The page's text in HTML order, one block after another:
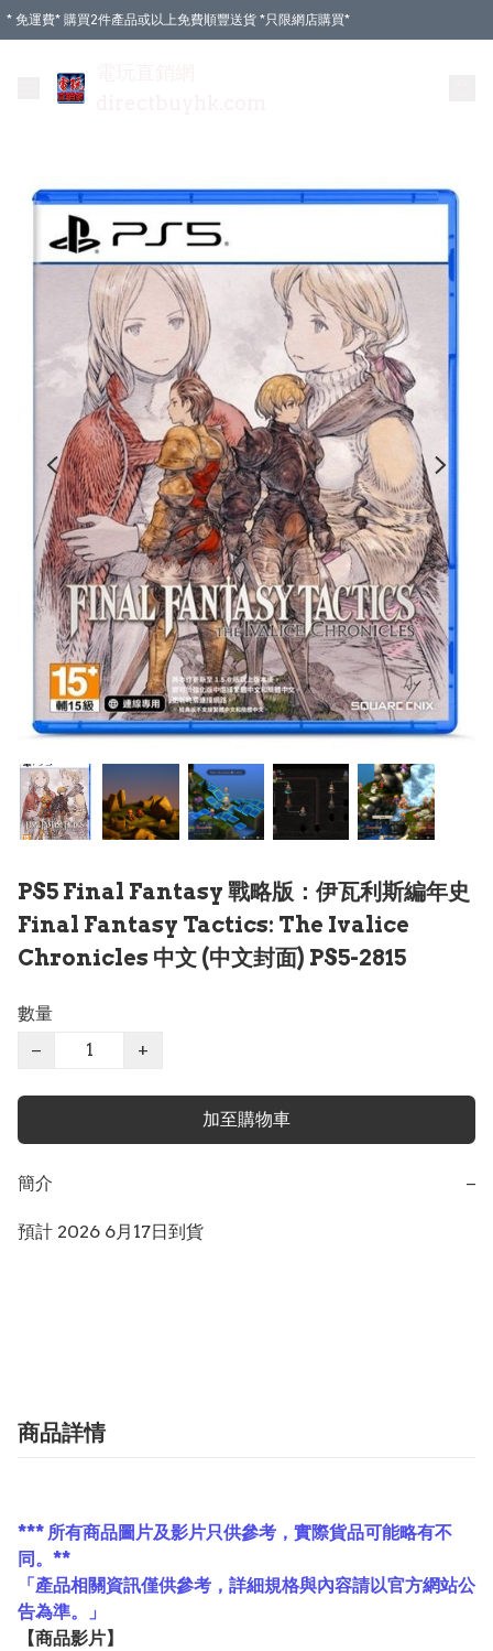
* 免運費* 購買2件產品或以上免費順豐送貨 *只限網店購買*
PS5 Final Fantasy 戰略版：伊瓦利斯編年史
Final Fantasy Tactics: The Ivalice
Chronicles 中文 (中文封面) PS5-2815
數量
−
+
加至購物車
簡介 −
預計 2026 6月17日到貨
商品詳情
*** 所有商品圖片及影片只供參考，實際貨品可能略有不
同。**
「產品相關資訊僅供參考，詳細規格與內容請以官方網站公
告為準。」
【商品影片】